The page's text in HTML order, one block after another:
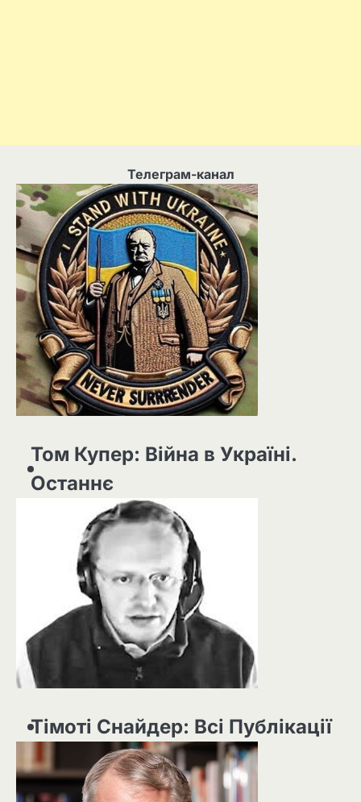
Телеграм-канал
Том Купер: Війна в Україні.
Останнє
Тімоті Снайдер: Всі Публікації